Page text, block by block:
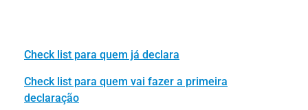
Check list para quem já declara
Check list para quem vai fazer a primeira
declaração